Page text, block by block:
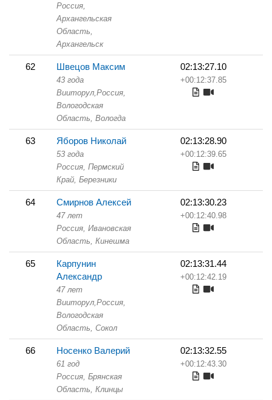
Россия,
Архангельская
Область,
Архангельск
62 Швецов Максим
43 года
Вииторул,Россия,
Вологодская
Область, Вологда
02:13:27.10
+00:12:37.85
63 Яборов Николай
53 года
Россия, Пермский
Край, Березники
02:13:28.90
+00:12:39.65
64 Смирнов Алексей
47 лет
Россия, Ивановская
Область, Кинешма
02:13:30.23
+00:12:40.98
65
Карпунин
Александр
47 лет
Вииторул,Россия,
Вологодская
Область, Сокол
02:13:31.44
+00:12:42.19
66 Носенко Валерий
61 год
Россия, Брянская
Область, Клинцы
02:13:32.55
+00:12:43.30